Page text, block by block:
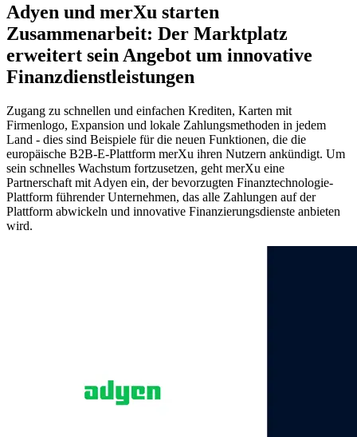
Adyen und merXu starten
Zusammenarbeit: Der Marktplatz
erweitert sein Angebot um innovative
Finanzdienstleistungen
Zugang zu schnellen und einfachen Krediten, Karten mit
Firmenlogo, Expansion und lokale Zahlungsmethoden in jedem
Land - dies sind Beispiele für die neuen Funktionen, die die
europäische B2B-E-Plattform merXu ihren Nutzern ankündigt. Um
sein schnelles Wachstum fortzusetzen, geht merXu eine
Partnerschaft mit Adyen ein, der bevorzugten Finanztechnologie-
Plattform führender Unternehmen, das alle Zahlungen auf der
Plattform abwickeln und innovative Finanzierungsdienste anbieten
wird.